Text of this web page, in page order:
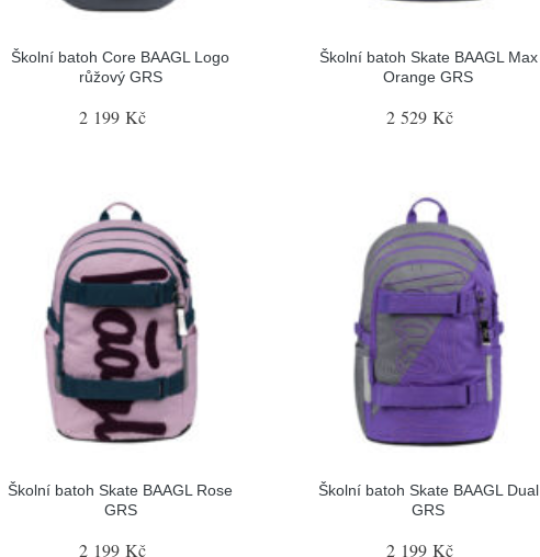
Školní batoh Core BAAGL Logo
růžový GRS
2 199 Kč
Školní batoh Skate BAAGL Max
Orange GRS
2 529 Kč
Školní batoh Skate BAAGL Rose
GRS
2 199 Kč
Školní batoh Skate BAAGL Dual
GRS
2 199 Kč